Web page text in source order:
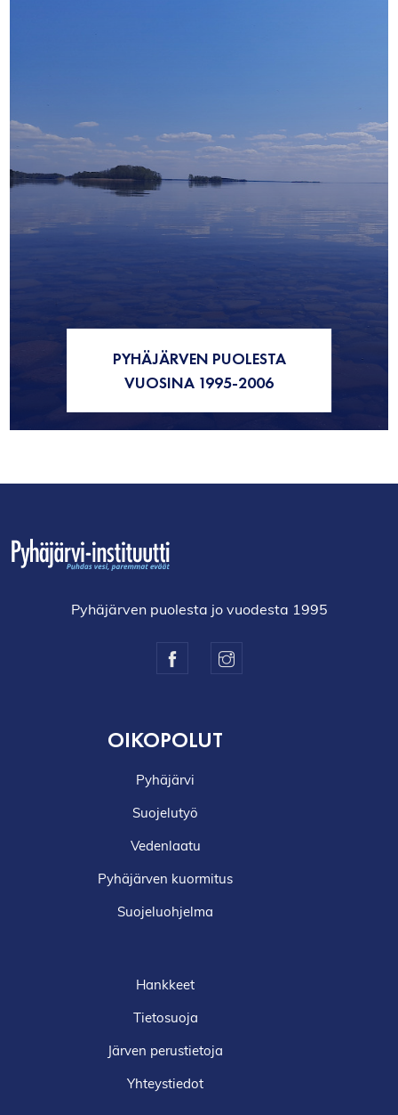
PYHÄJÄRVEN PUOLESTA
VUOSINA 1995-2006
Pyhäjärven puolesta jo vuodesta 1995
OIKOPOLUT
Pyhäjärvi
Suojelutyö
Vedenlaatu
Pyhäjärven kuormitus
Suojeluohjelma
Hankkeet
Tietosuoja
Järven perustietoja
Yhteystiedot